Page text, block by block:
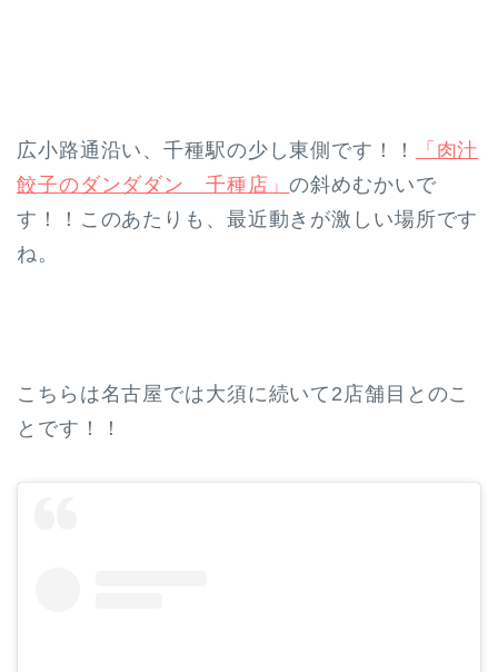
広小路通沿い、千種駅の少し東側です！！
「肉汁
餃子のダンダダン 千種店」の斜めむかいで
す！！このあたりも、最近動きが激しい場所です
ね。
こちらは名古屋では大須に続いて2店舗目とのこ
とです！！